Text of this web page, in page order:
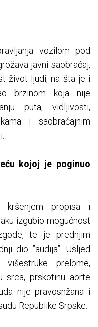
vozilom pod
javni saobraćaj,
život ljudi, na šta je i
brzinom koja nije
puta, vidljivosti,
i saobraćajnim
kojoj je poginuo
propisa i
izgubio mogućnost
te je prednjim
dio ”audija”. Usljed
prelome,
srca, prskotinu aorte
nije pravosnžana i
Republike Srpske.